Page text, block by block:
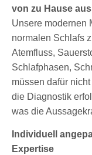
von zu Hause aus
Unsere modernen
normalen Schlafs
Atemfluss,
Schlafphasen,
müssen dafür
die Diagnostik
was die
Individuell
Expertise